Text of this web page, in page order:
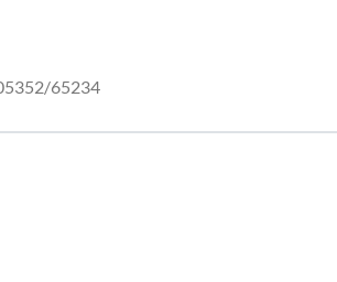
65234